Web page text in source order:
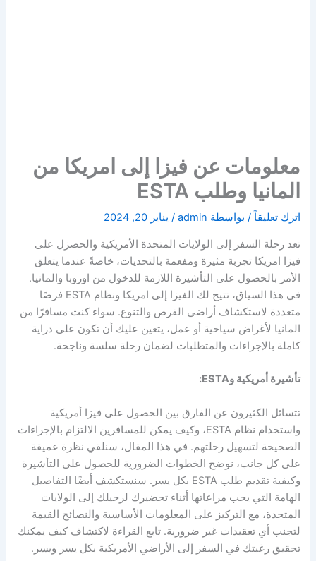
معلومات عن فيزا إلى امريكا من
المانيا وطلب ESTA
اترك تعليقاً / بواسطة admin
/ يناير 20, 2024
تعد رحلة السفر إلى الولايات المتحدة الأمريكية والحصزل على
فيزا امريكا تجربة مثيرة ومفعمة بالتحديات، خاصةً عندما يتعلق
الأمر بالحصول على التأشيرة اللازمة للدخول من اوروبا والمانيا.
في هذا السياق، تتيح لك الفيزا إلى امريكا ونظام ESTA فرصًا
متعددة لاستكشاف أراضي الفرص والتنوع. سواء كنت مسافرًا من
المانيا لأغراض سياحية أو عمل، يتعين عليك أن تكون على دراية
كاملة بالإجراءات والمتطلبات لضمان رحلة سلسة وناجحة.
تأشيرة أمريكية وESTA:
تتسائل الكثيرون عن الفارق بين الحصول على فيزا أمريكية
واستخدام نظام ESTA، وكيف يمكن للمسافرين الالتزام بالإجراءات
الصحيحة لتسهيل رحلتهم. في هذا المقال، سنلقي نظرة عميقة
على كل جانب، نوضح الخطوات الضرورية للحصول على التأشيرة
وكيفية تقديم طلب ESTA بكل يسر. سنستكشف أيضًا التفاصيل
الهامة التي يجب مراعاتها أثناء تحضيرك لرحيلك إلى الولايات
المتحدة، مع التركيز على المعلومات الأساسية والنصائح القيمة
لتجنب أي تعقيدات غير ضرورية. تابع القراءة لاكتشاف كيف يمكنك
تحقيق رغبتك في السفر إلى الأراضي الأمريكية بكل يسر ويسر.